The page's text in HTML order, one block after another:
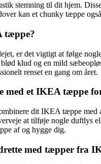
stemning til dit hjem.
kan et chunky tæppe
tæppe?
er det vigtigt at følge
klud og en mild
renset en gang om året.
et IKEA tæppe
dit IKEA tæppe
at tilføje nogle duftlys
af og hygge dig.
med tæpper fra